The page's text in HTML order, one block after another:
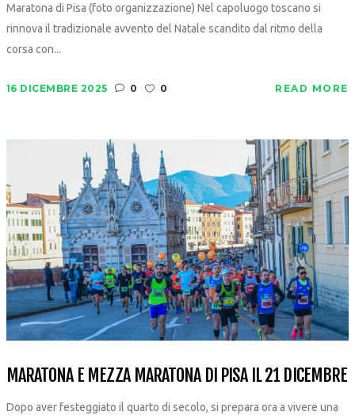
Maratona di Pisa (foto organizzazione) Nel capoluogo toscano si
rinnova il tradizionale avvento del Natale scandito dal ritmo della
corsa con...
16 DICEMBRE 2025 0 0 READ MORE
MARATONA E MEZZA MARATONA DI PISA IL 21 DICEMBRE
Dopo aver festeggiato il quarto di secolo, si prepara ora a vivere una